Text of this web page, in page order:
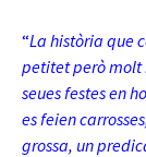
“La història que
petitet però molt
seues festes en
es feien
grossa, un